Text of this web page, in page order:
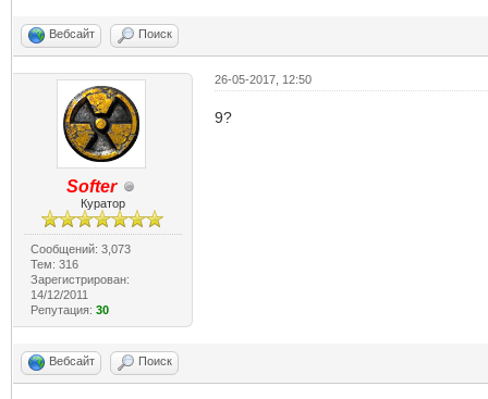
Вебсайт Поиск
Softer
Куратор
Сообщений: 3,073
Тем: 316
Зарегистрирован:
14/12/2011
Репутация: 30
26-05-2017, 12:50
9?
Вебсайт Поиск